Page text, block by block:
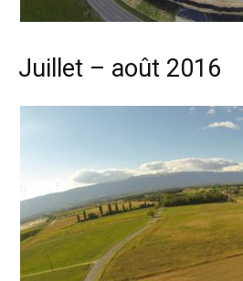
Juillet – août 2016